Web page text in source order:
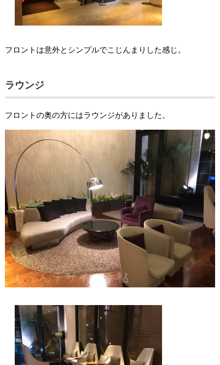
フロントは意外とシンプルでこじんまりした感じ。
ラウンジ
フロントの奥の方にはラウンジがありました。